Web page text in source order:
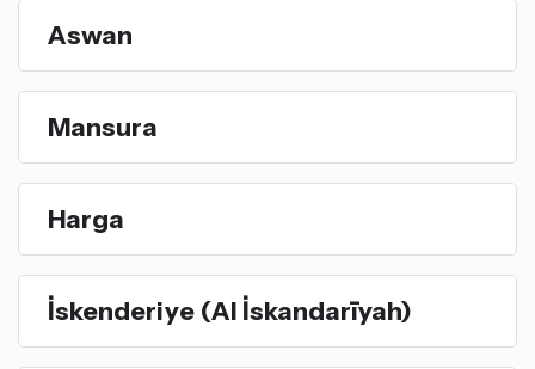
Aswan
Mansura
Harga
İskenderiye (Al İskandarīyah)